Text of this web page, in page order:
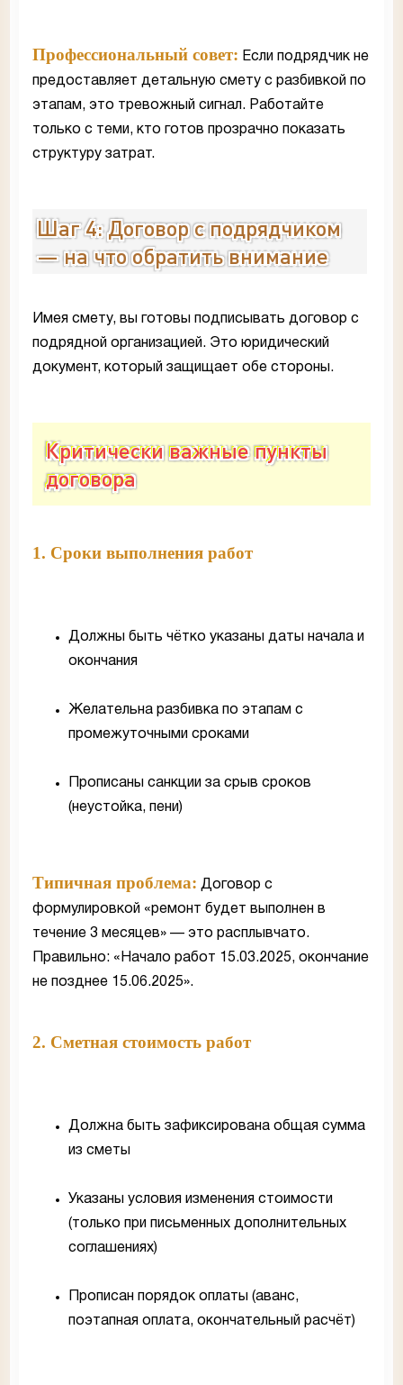
Профессиональный совет: Если подрядчик не
предоставляет детальную смету с разбивкой по
этапам, это тревожный сигнал. Работайте
только с теми, кто готов прозрачно показать
структуру затрат.
Шаг 4: Договор с подрядчиком
— на что обратить внимание
Имея смету, вы готовы подписывать договор с
подрядной организацией. Это юридический
документ, который защищает обе стороны.
Критически важные пункты
договора
1. Сроки выполнения работ
Должны быть чётко указаны даты начала и
окончания
Желательна разбивка по этапам с
промежуточными сроками
Прописаны санкции за срыв сроков
(неустойка, пени)
Типичная проблема: Договор с
формулировкой «ремонт будет выполнен в
течение 3 месяцев» — это расплывчато.
Правильно: «Начало работ 15.03.2025, окончание
не позднее 15.06.2025».
2. Сметная стоимость работ
Должна быть зафиксирована общая сумма
из сметы
Указаны условия изменения стоимости
(только при письменных дополнительных
соглашениях)
Прописан порядок оплаты (аванс,
поэтапная оплата, окончательный расчёт)